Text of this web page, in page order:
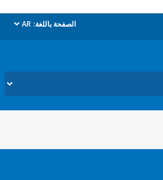
الصفحة باللغة: AR
dropdown